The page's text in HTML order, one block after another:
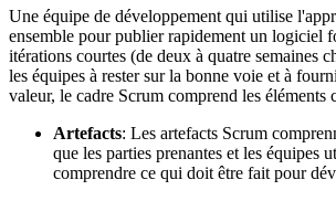
Une équipe de développement qui utilise
ensemble pour publier rapidement un logiciel
itérations courtes (de deux à quatre semaines
les équipes à rester sur la bonne voie et à
valeur, le cadre Scrum comprend les éléments
Artefacts: Les artefacts Scrum
que les parties prenantes et les équipes
comprendre ce qui doit être fait pour